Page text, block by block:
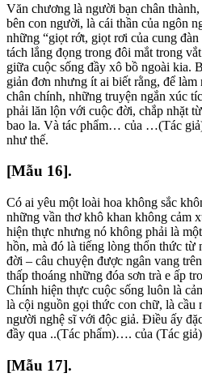
Văn chương là người bạn chân
bên con người, là cái thần của ngôn
những “giọt rớt, giọt rơi của cung
tách lắng đọng trong đôi mắt trong
giữa cuộc sống đầy xô bồ ngoài kia.
giản đơn nhưng ít ai biết rằng, để
chân chính, những truyện ngắn xúc
phải lăn lộn với cuộc đời, chắp nhặt
bao la. Và tác phẩm… của …(Tác
như thế.
[Mẫu 16].
Có ai yêu một loài hoa không sắc
những vần thơ khô khan không cảm
hiện thực nhưng nó không phải là
hồn, mà đó là tiếng lòng thổn thức từ
đời – câu chuyện được ngân vang
thấp thoáng những đóa sơn trà e ấp
Chính hiện thực cuộc sống luôn là
là cội nguồn gọi thức con chữ, là cầu
người nghệ sĩ với độc giả. Điều ấy
đầy qua ..(Tác phẩm)…. của (Tác
[Mẫu 17].